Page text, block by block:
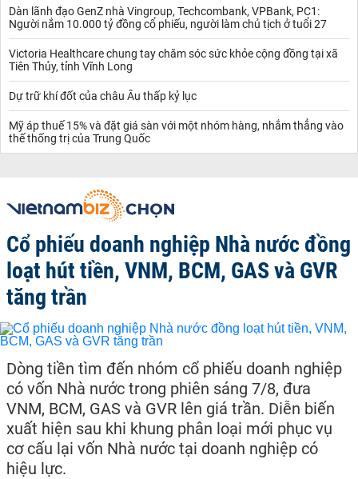
Dàn lãnh đạo GenZ nhà Vingroup, Techcombank, VPBank, PC1:
Người nắm 10.000 tỷ đồng cổ phiếu, người làm chủ tịch ở tuổi 27
Victoria Healthcare chung tay chăm sóc sức khỏe cộng đồng tại xã
Tiên Thủy, tỉnh Vĩnh Long
Dự trữ khí đốt của châu Âu thấp kỷ lục
Mỹ áp thuế 15% và đặt giá sàn với một nhóm hàng, nhắm thẳng vào
thế thống trị của Trung Quốc
Cổ phiếu doanh nghiệp Nhà nước đồng
loạt hút tiền, VNM, BCM, GAS và GVR
tăng trần
Dòng tiền tìm đến nhóm cổ phiếu doanh nghiệp
có vốn Nhà nước trong phiên sáng 7/8, đưa
VNM, BCM, GAS và GVR lên giá trần. Diễn biến
xuất hiện sau khi khung phân loại mới phục vụ
cơ cấu lại vốn Nhà nước tại doanh nghiệp có
hiệu lực.